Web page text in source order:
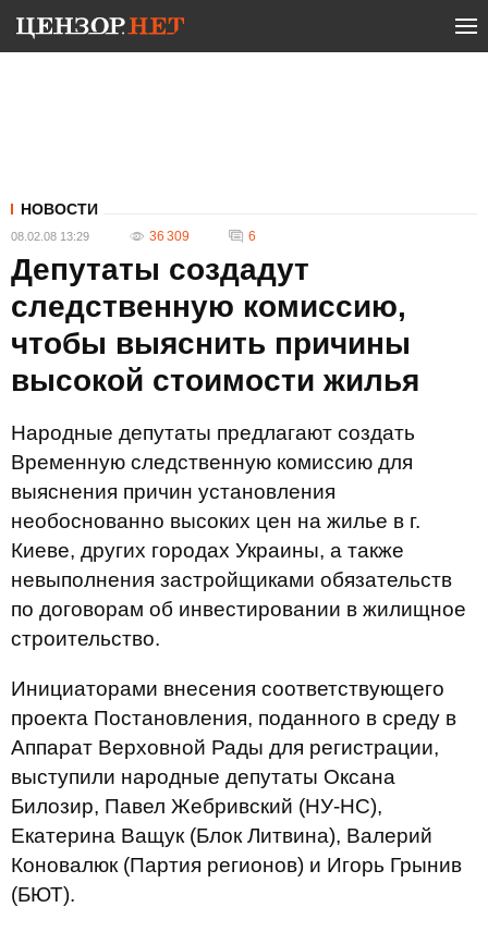
НОВОСТИ
08.02.08 13:29 36 309 6
Депутаты создадут
следственную комиссию,
чтобы выяснить причины
высокой стоимости жилья
Народные депутаты предлагают создать
Временную следственную комиссию для
выяснения причин установления
необоснованно высоких цен на жилье в г.
Киеве, других городах Украины, а также
невыполнения застройщиками обязательств
по договорам об инвестировании в жилищное
строительство.
Инициаторами внесения соответствующего
проекта Постановления, поданного в среду в
Аппарат Верховной Рады для регистрации,
выступили народные депутаты Оксана
Билозир, Павел Жебривский (НУ-НС),
Екатерина Ващук (Блок Литвина), Валерий
Коновалюк (Партия регионов) и Игорь Грынив
(БЮТ).